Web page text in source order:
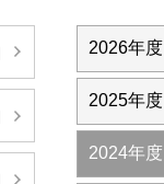
2026年度
2025年度
2024年度